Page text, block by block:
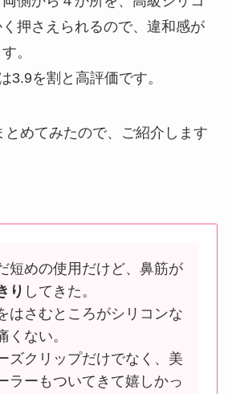
押さえられるので、違和感が
。
3.9を割と高評価です。
とめてみたので、ご紹介します
短めの使用だけど、鼻筋が
り してきた。
はさむところがシリコンな
くない。
ズクリップだけでなく、美
ラーもついてきて嬉しかっ